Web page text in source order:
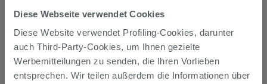
Diese Webseite verwendet Cookies
Diese Website verwendet Profiling-Cookies, darunter
auch Third-Party-Cookies, um Ihnen gezielte
Werbemitteilungen zu senden, die Ihren Vorlieben
entsprechen. Wir teilen außerdem die Informationen über